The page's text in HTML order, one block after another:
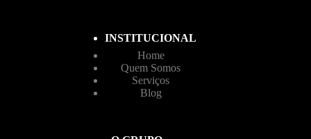
INSTITUCIONAL
Home
Quem Somos
Serviços
Blog